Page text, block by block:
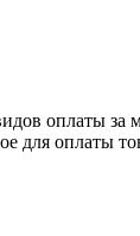
оплаты за
для оплаты